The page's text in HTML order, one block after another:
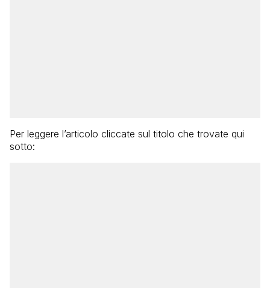
Per leggere l’articolo cliccate sul titolo che trovate qui
sotto: